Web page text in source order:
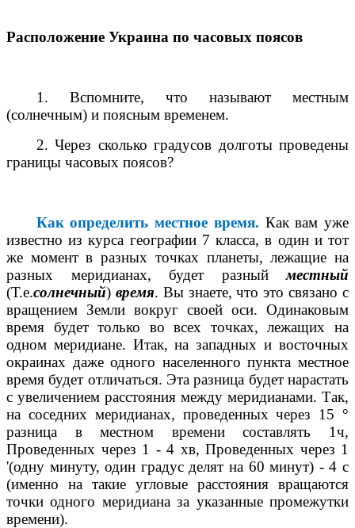
Расположение Украина по часовых поясов
1. Вспомните, что называют местным
(солнечным) и поясным временем.
2. Через сколько градусов долготы проведены
границы часовых поясов?
Как определить местное время. Как вам уже
известно из курса географии 7 класса, в один и тот
же момент в разных точках планеты, лежащие на
разных меридианах, будет разныйместный
(Т.е.солнечный) время. Вы знаете, что это связано с
вращением Земли вокруг своей оси. Одинаковым
время будет только во всех точках, лежащих на
одном меридиане. Итак, на западных и восточных
окраинах даже одного населенного пункта местное
время будет отличаться. Эта разница будет нарастать
с увеличением расстояния между меридианами. Так,
на соседних меридианах, проведенных через 15 °
разница в местном времени составлять 1ч,
Проведенных через 1 - 4 хв, Проведенных через 1
'(одну минуту, один градус делят на 60 минут) - 4 с
(именно на такие угловые расстояния вращаются
точки одного меридиана за указанные промежутки
времени).